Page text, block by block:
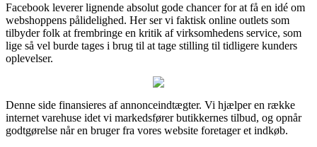
Facebook leverer lignende absolut gode chancer for at få en idé om
webshoppens pålidelighed. Her ser vi faktisk online outlets som
tilbyder folk at frembringe en kritik af virksomhedens service, som
lige så vel burde tages i brug til at tage stilling til tidligere kunders
oplevelser.
Denne side finansieres af annonceindtægter. Vi hjælper en række
internet varehuse idet vi markedsfører butikkernes tilbud, og opnår
godtgørelse når en bruger fra vores website foretager et indkøb.